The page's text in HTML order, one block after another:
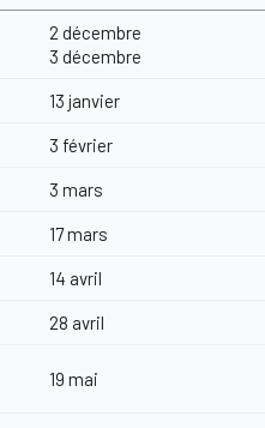
2 décembre
3 décembre
13 janvier
3 février
3 mars
17 mars
14 avril
28 avril
19 mai